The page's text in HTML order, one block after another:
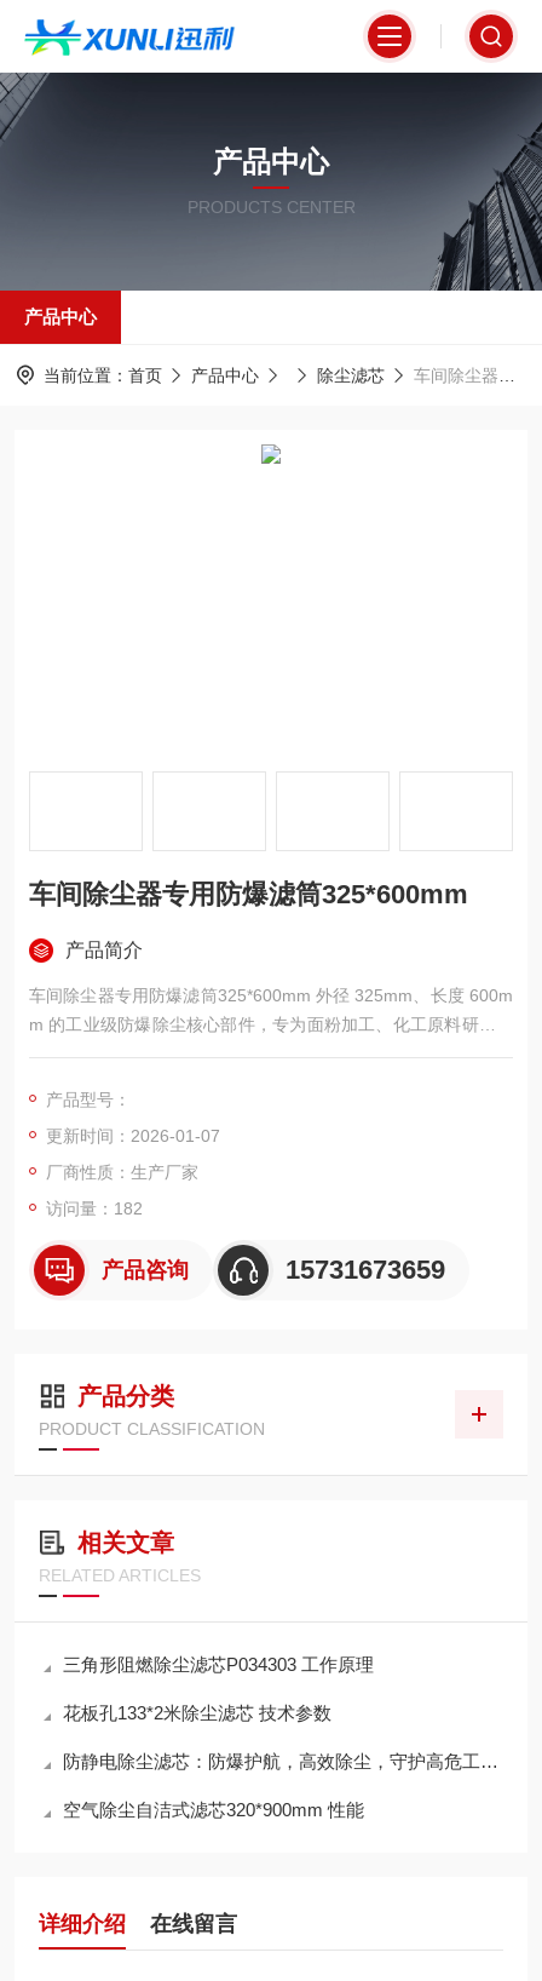
产品中心
PRODUCTS CENTER
产品中心
当前位置： 首页 产品中心 除尘滤芯 车间除尘器专用防爆滤筒325*600mm
车间除尘器专用防爆滤筒325*600mm
产品简介
车间除尘器专用防爆滤筒325*600mm 外径 325mm、长度 600m
m 的工业级防爆除尘核心部件，专为面粉加工、化工原料研磨、
金属粉末抛光、煤炭破碎等存在易燃易爆粉尘的车间除尘系统设
电积聚与明火引燃风险，满足防爆车间安全生产与环保排放双重
标准，适配脉冲式车间除尘器、中央集尘系统等主流除尘设备。
产品型号：
更新时间：2026-01-07
厂商性质：生产厂家
访问量：182
产品咨询 15731673659
产品分类
PRODUCT CLASSIFICATION
相关文章
RELATED ARTICLES
三角形阻燃除尘滤芯P034303 工作原理
花板孔133*2米除尘滤芯 技术参数
防静电除尘滤芯：防爆护航，高效除尘，守护高危工况安全
空气除尘自洁式滤芯320*900mm 性能
详细介绍 在线留言